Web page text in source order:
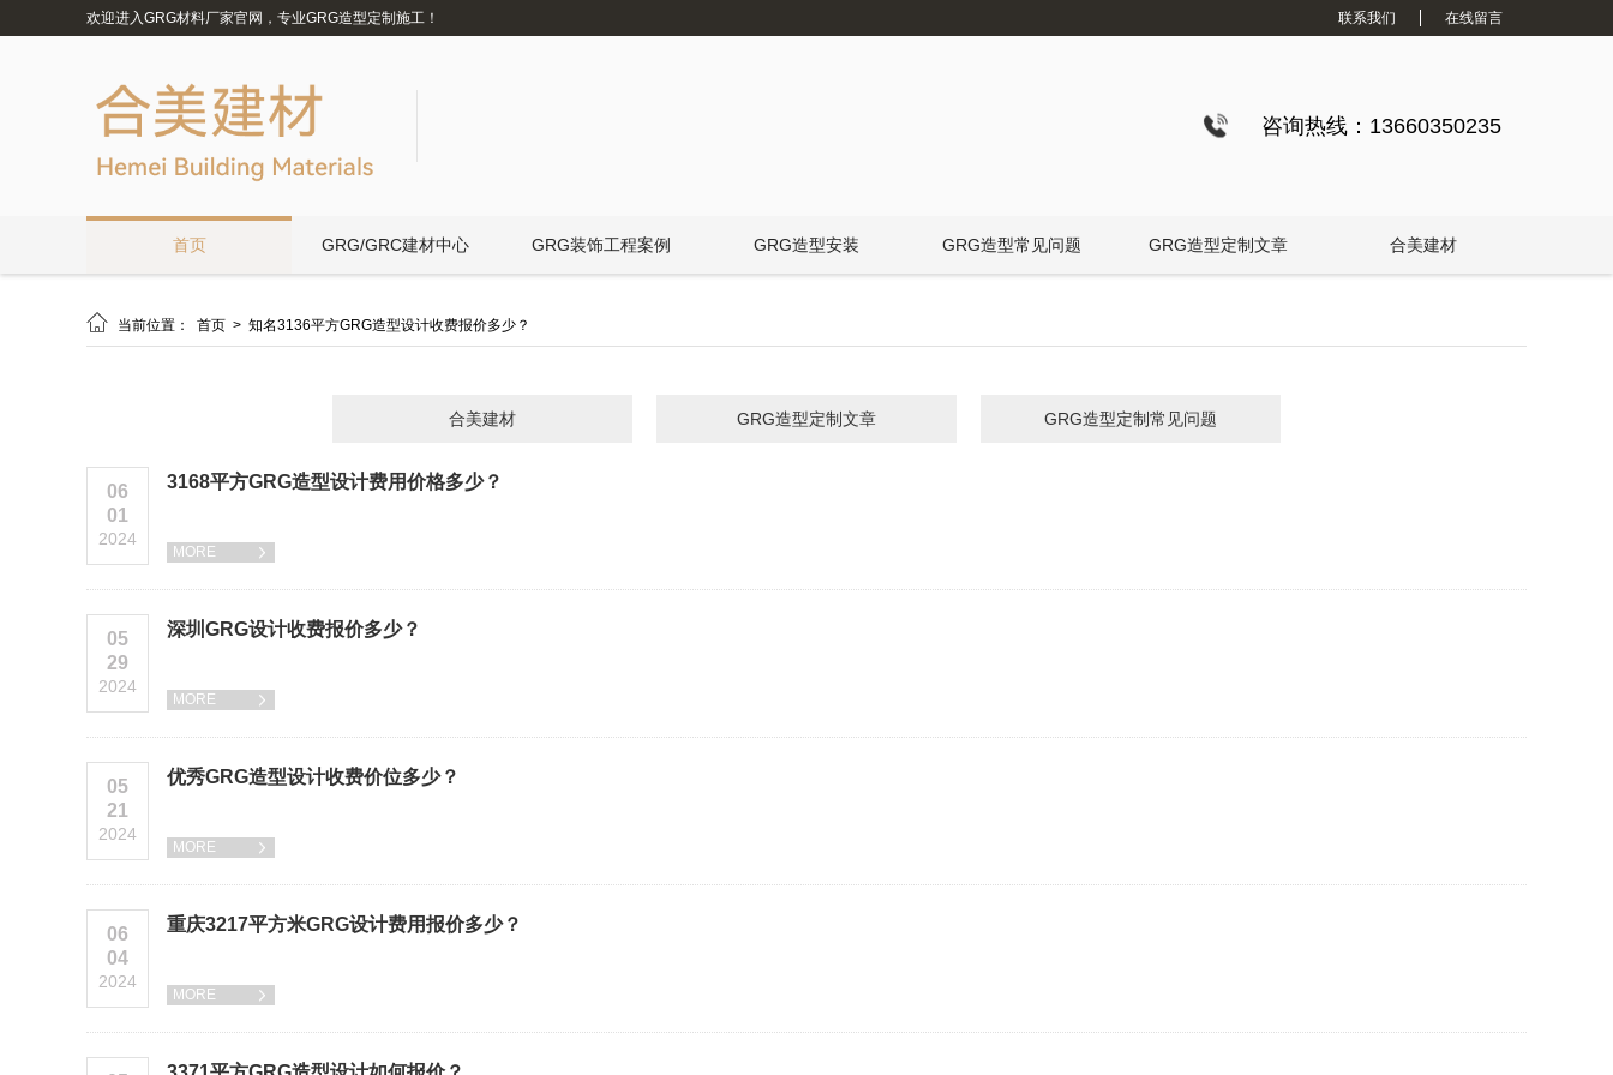
欢迎进入GRG材料厂家官网，专业GRG造型定制施工！ 联系我们 在线留言
咨询热线：13660350235
首页 GRG/GRC建材中心 GRG装饰工程案例 GRG造型安装 GRG造型常见问题 GRG造型定制文章 合美建材
 当前位置： 首页 > 知名3136平方GRG造型设计收费报价多少？
合美建材 GRG造型定制文章 GRG造型定制常见问题
06
01
2024
3168平方GRG造型设计费用价格多少？
MORE 
05
29
2024
深圳GRG设计收费报价多少？
MORE 
05
21
2024
优秀GRG造型设计收费价位多少？
MORE 
06
04
2024
重庆3217平方米GRG设计费用报价多少？
MORE 